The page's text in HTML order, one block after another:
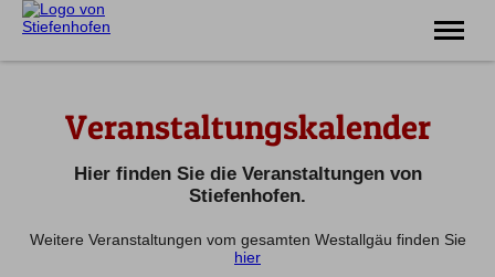
Familie
Unterkünfte
Prospekte
Veranstaltungskalender
Hier finden Sie die Veranstaltungen von
Stiefenhofen.
Weitere Veranstaltungen vom gesamten Westallgäu finden Sie
hier